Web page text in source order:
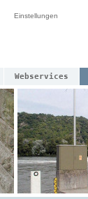
Einstellungen
Webservices